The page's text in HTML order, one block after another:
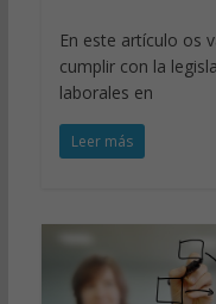
En este artículo os
cumplir con la
laborales en
Leer más